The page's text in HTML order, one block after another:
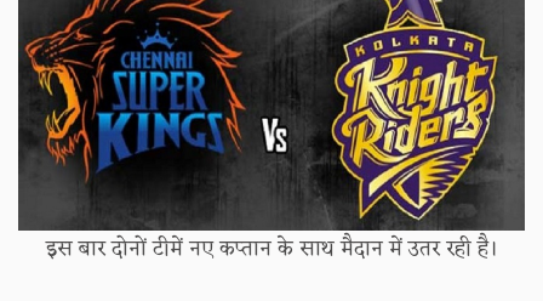
इस बार दोनों टीमें नए कप्तान के साथ मैदान में उतर रही है।